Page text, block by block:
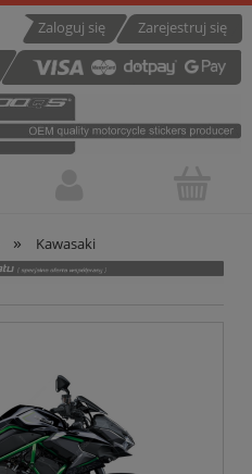
Zarejestruj się
Zaloguj się
» Kawasaki